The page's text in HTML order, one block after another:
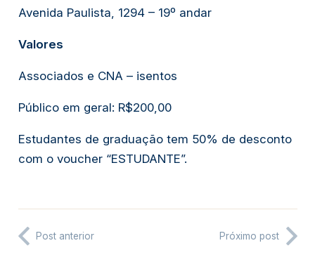
Avenida Paulista, 1294 – 19º andar
Valores
Associados e CNA – isentos
Público em geral: R$200,00
Estudantes de graduação tem 50% de desconto
com o voucher “ESTUDANTE”.
Post anterior Próximo post